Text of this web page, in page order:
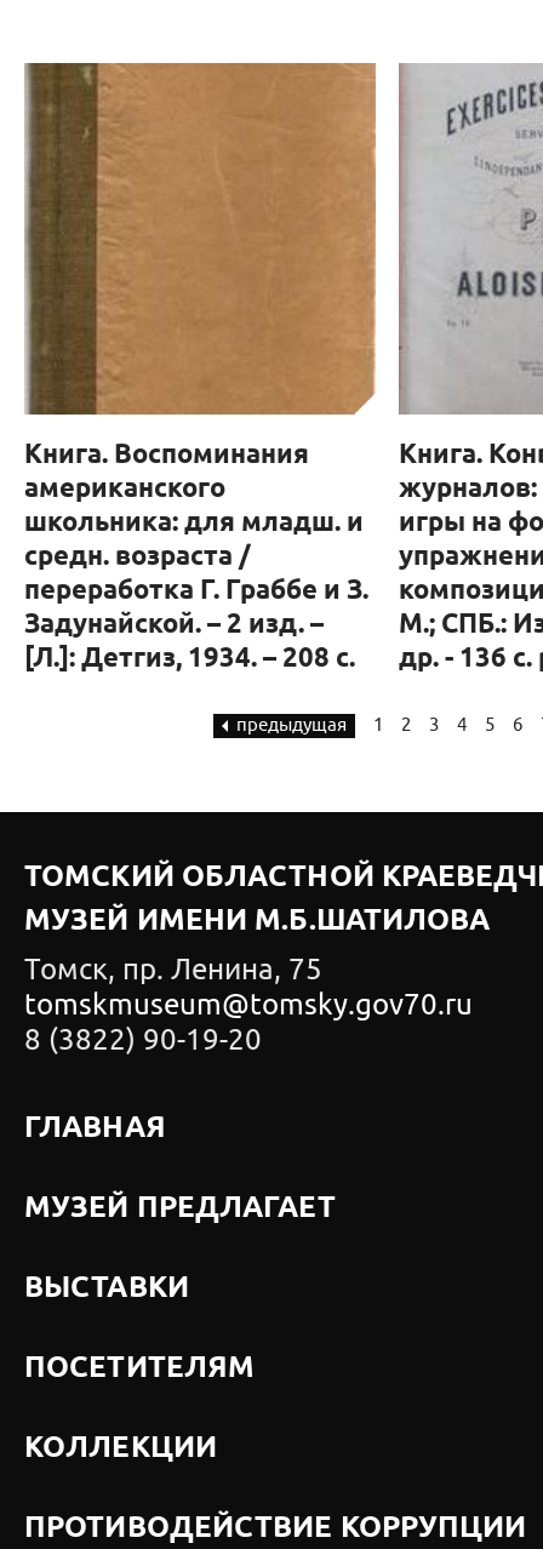
Книга. Воспоминания
американского
школьника: для младш. и
средн. возраста /
переработка Г. Граббе и З.
Задунайской. – 2 изд. –
[Л.]: Детгиз, 1934. – 208 с.
Книга.
игры на
М.; СПБ.:
др. - 136 с.
предыдущая 1 2 3 4 5 6
ТОМСКИЙ ОБЛАСТНОЙ
МУЗЕЙ ИМЕНИ М.Б.ШАТИЛОВА
Томск, пр. Ленина, 75
tomskmuseum@tomsky.gov70.ru
8 (3822) 90-19-20
ГЛАВНАЯ
МУЗЕЙ ПРЕДЛАГАЕТ
ВЫСТАВКИ
ПОСЕТИТЕЛЯМ
КОЛЛЕКЦИИ
ПРОТИВОДЕЙСТВИЕ КОРРУПЦИИ